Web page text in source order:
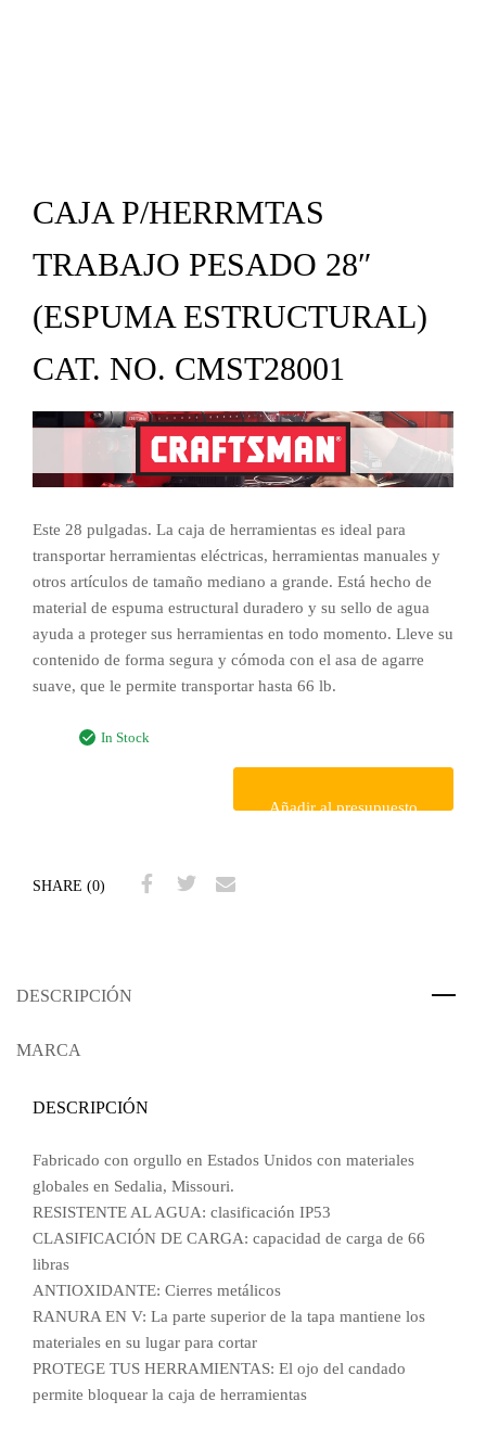
CAJA P/HERRMTAS
TRABAJO PESADO 28″
(ESPUMA ESTRUCTURAL)
CAT. NO. CMST28001
Este 28 pulgadas. La caja de herramientas es ideal para
transportar herramientas eléctricas, herramientas manuales y
otros artículos de tamaño mediano a grande. Está hecho de
material de espuma estructural duradero y su sello de agua
ayuda a proteger sus herramientas en todo momento. Lleve su
contenido de forma segura y cómoda con el asa de agarre
suave, que le permite transportar hasta 66 lb.
In Stock
Añadir al presupuesto
SHARE (0)
DESCRIPCIÓN
MARCA
DESCRIPCIÓN
Fabricado con orgullo en Estados Unidos con materiales
globales en Sedalia, Missouri.
RESISTENTE AL AGUA: clasificación IP53
CLASIFICACIÓN DE CARGA: capacidad de carga de 66
libras
ANTIOXIDANTE: Cierres metálicos
RANURA EN V: La parte superior de la tapa mantiene los
materiales en su lugar para cortar
PROTEGE TUS HERRAMIENTAS: El ojo del candado
permite bloquear la caja de herramientas